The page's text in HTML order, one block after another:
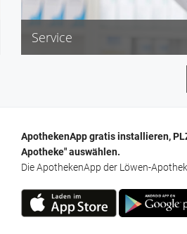
Service
ApothekenApp gratis installieren,
Apotheke" auswählen.
Die ApothekenApp der Löwen-